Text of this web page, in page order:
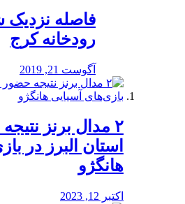
️فاصله نزدیک
رودخانه کرج
آگوست 21, 2019
استان البرز در
هانگژو
اکتبر 12, 2023